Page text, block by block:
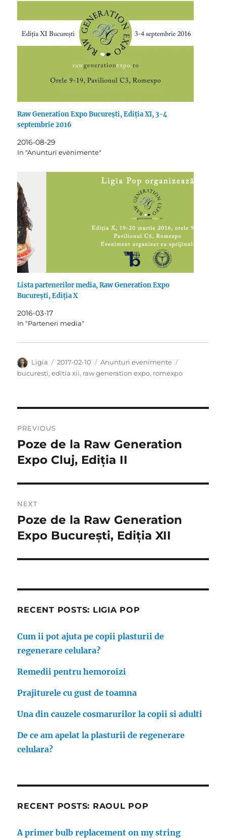
Raw Generation Expo București, Ediția XI, 3-4
septembrie 2016
2016-08-29
In "Anunturi evenimente"
Lista partenerilor media, Raw Generation Expo
București, Ediția X
2016-03-17
In "Parteneri media"
Author
Ligia
Posted
on
2017-02-10 Categories
Anunturi evenimente
bucuresti,editia xii, raw generation expo, romexpo
navigation
PREVIOUS
Previous
post:
Poze de la Raw Generation
Expo Cluj, Ediția II
NEXT
Next
post:
Poze de la Raw Generation
Expo București, Ediția XII
RECENT POSTS: LIGIA POP
Cum ii pot ajuta pe copii plasturii de
regenerare celulara?
Remedii pentru hemoroizi
Prajiturele cu gust de toamna
Una din cauzele cosmarurilor la copii si adulti
De ce am apelat la plasturii de regenerare
celulara?
RECENT POSTS: RAOUL POP
A primer bulb replacement on my string